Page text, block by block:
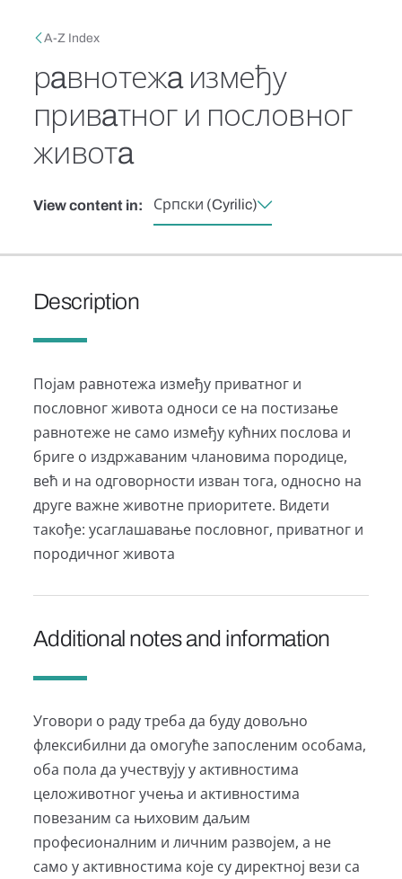
Breadcrumb
A-Z Index
рaвнотежa између
привaтног и пословног
животa
View content in: Српски (Cyrilic)
Description
Појам равнотежа између приватног и
пословног живота односи се на постизање
равнотеже не само између кућних послова и
бриге о издржаваним члановима породице,
већ и на одговорности изван тога, односно на
друге важне животне приоритете. Видети
такође: усаглашавање пословног, приватног и
породичног живота
Additional notes and information
Уговори о раду треба да буду довољно
флексибилни да омогуће запосленим особама,
оба пола да учествују у активностима
целоживотног учења и активностима
повезаним са њиховим даљим
професионалним и личним развојем, а не
само у активностима које су директној вези са